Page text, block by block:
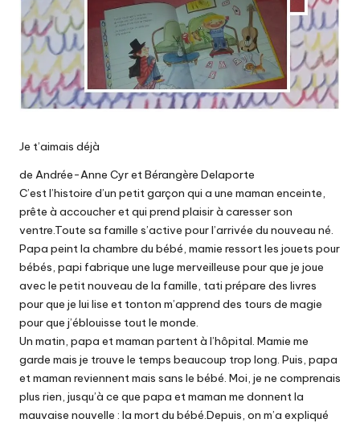
Je t’aimais déjà
de Andrée-Anne Cyr et Bérangère Delaporte
C’est l’histoire d’un petit garçon qui a une maman enceinte,
prête à accoucher et qui prend plaisir à caresser son
ventre.Toute sa famille s’active pour l’arrivée du nouveau né.
Papa peint la chambre du bébé, mamie ressort les jouets pour
bébés, papi fabrique une luge merveilleuse pour que je joue
avec le petit nouveau de la famille, tati prépare des livres
pour que je lui lise et tonton m’apprend des tours de magie
pour que j’éblouisse tout le monde.
Un matin, papa et maman partent à l’hôpital. Mamie me
garde mais je trouve le temps beaucoup trop long. Puis, papa
et maman reviennent mais sans le bébé. Moi, je ne comprenais
plus rien, jusqu’à ce que papa et maman me donnent la
mauvaise nouvelle : la mort du bébé.Depuis, on m’a expliqué